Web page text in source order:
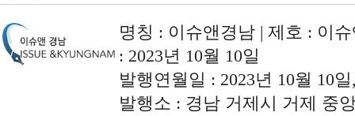
명칭 : 이슈앤경남 | 제호 : 이
: 2023년 10월 10일
발행연월일 : 2023년 10월 10
발행소 : 경남 거제시 거제 중